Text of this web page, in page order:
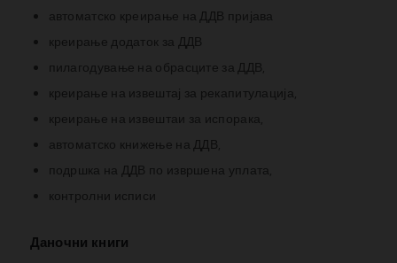
автоматско креирање на ДДВ пријава
креирање додаток за ДДВ
пилагодување на обрасците за ДДВ,
креирање на извештај за рекапитулација,
креирање на извештаи за испорака,
автоматско книжење на ДДВ,
подршка на ДДВ по извршена уплата,
контролни исписи
Даночни книги